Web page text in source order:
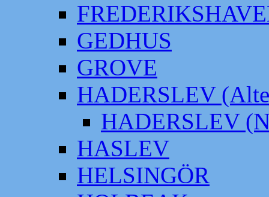
GEDHUS
GROVE
HADERSLEV
HADERSLEV
HASLEV
HELSINGÖR